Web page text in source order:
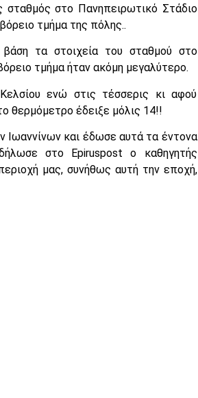
σταθμός στο Πανηπειρωτικό Στάδιο
τμήμα της πόλης..
τα στοιχεία του σταθμού στο
τμήμα ήταν ακόμη μεγαλύτερο.
ενώ στις τέσσερις κι αφού
θερμόμετρο έδειξε μόλις 14!!
και έδωσε αυτά τα έντονα
στο Epiruspost ο καθηγητής
μας, συνήθως αυτή την εποχή,